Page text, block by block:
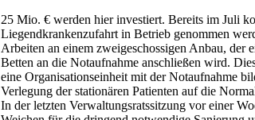
25 Mio. € werden hier investiert. Bereits im Juli
Liegendkrankenzufahrt in Betrieb genommen
Arbeiten an einem zweigeschossigen Anbau, der
Betten an die Notaufnahme anschließen wird.
eine Organisationseinheit mit der Notaufnahme
Verlegung der stationären Patienten auf die
In der letzten Verwaltungsratssitzung vor einer